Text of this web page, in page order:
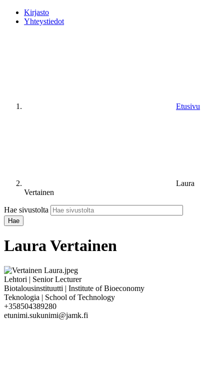
Kirjasto
Yhteystiedot
Etusivu
Laura
Vertainen
Hae sivustolta
Laura Vertainen
Lehtori | Senior Lecturer
Biotalousinstituutti | Institute of Bioeconomy
Teknologia | School of Technology
+358504389280
etunimi.sukunimi@jamk.fi